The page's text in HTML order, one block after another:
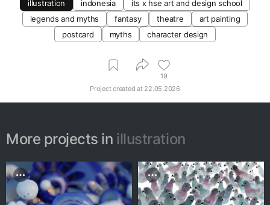
illustration indonesia
its х hse art and design school
legends and myths
fantasy theatre
art painting
postcard
myths character design
19
Project created at 22.05.2026
More projects in illustration